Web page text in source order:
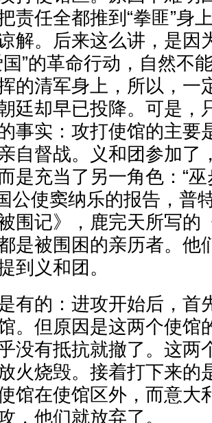
责任全都推到“拳匪”身
解。后来这么讲，是因
国”的革命行动，自然不
的清军身上，所以，一
廷却早已投降。可是，
事实：攻打使馆的主要
自督战。义和团参加了
是充当了另一角色：“
使窦纳乐的报告，普
围记》，鹿完天所写的
是被围困的亲历者。他
到义和团。
有的：进攻开始后，首
。但原因是这两个使馆
没有抵抗就撤了。这两
火烧毁。接着打下来的
馆在使馆区外，而意大
，他们就放弃了。